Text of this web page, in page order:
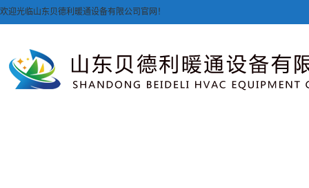
欢迎光临山东贝德利暖通设备有限公司官网！